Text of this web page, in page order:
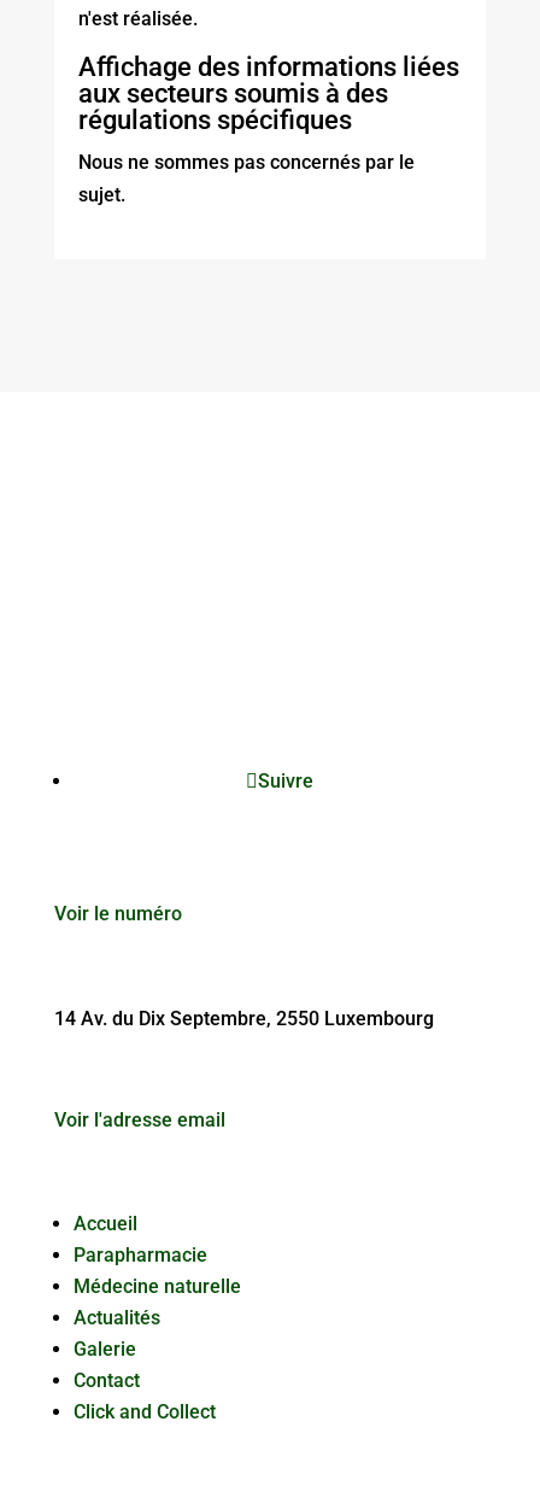
n'est réalisée.
Affichage des informations liées
aux secteurs soumis à des
régulations spécifiques
Nous ne sommes pas concernés par le
sujet.
Suivre
Voir le numéro
14 Av. du Dix Septembre, 2550 Luxembourg
Voir l'adresse email
Accueil
Parapharmacie
Médecine naturelle
Actualités
Galerie
Contact
Click and Collect